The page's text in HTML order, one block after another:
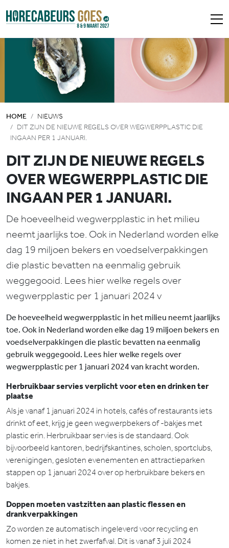
HOME
NIEUWS
DIT ZIJN DE NIEUWE REGELS OVER WEGWERPPLASTIC DIE
INGAAN PER 1 JANUARI.
DIT ZIJN DE NIEUWE REGELS
OVER WEGWERPPLASTIC DIE
INGAAN PER 1 JANUARI.
De hoeveelheid wegwerpplastic in het milieu
neemt jaarlijks toe. Ook in Nederland worden elke
dag 19 miljoen bekers en voedselverpakkingen
die plastic bevatten na eenmalig gebruik
weggegooid. Lees hier welke regels over
wegwerpplastic per 1 januari 2024 v
De hoeveelheid wegwerpplastic in het milieu neemt jaarlijks
toe. Ook in Nederland worden elke dag 19 miljoen bekers en
voedselverpakkingen die plastic bevatten na eenmalig
gebruik weggegooid. Lees hier welke regels over
wegwerpplastic per 1 januari 2024 van kracht worden.
Herbruikbaar servies verplicht voor eten en drinken ter
plaatse
Als je vanaf 1 januari 2024 in hotels, cafés of restaurants iets
drinkt of eet, krijg je geen wegwerpbekers of -bakjes met
plastic erin. Herbruikbaar servies is de standaard. Ook
bijvoorbeeld kantoren, bedrijfskantines, scholen, sportclubs,
verenigingen, gesloten evenementen en attractieparken
stappen op 1 januari 2024 over op herbruikbare bekers en
bakjes.
Doppen moeten vastzitten aan plastic flessen en
drankverpakkingen
Zo worden ze automatisch ingeleverd voor recycling en
komen ze niet in het zwerfafval. Dit is vanaf 3 juli 2024